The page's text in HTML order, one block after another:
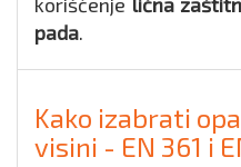
korišćenje lična
pada.
Kako izabrati
visini - EN 361 i